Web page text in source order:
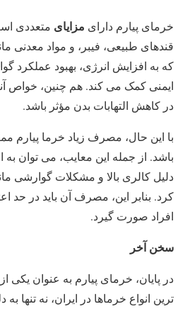
خرمای پیارم دارای مزایای متعددی
قندهای طبیعی، فیبر، و مواد معدنی
که به افزایش انرژی، بهبود عملکرد
ایمنی کمک می‌ کند. هم چنین، خواص
در کاهش التهابات بدن مؤثر باشد.
با این حال، مصرف زیاد خرما پیارم
باشد. از جمله این معایب، می‌ توان
دلیل کالری بالا و مشکلات گوارشی
کرد. بنابر این، مصرف آن باید در حد
افراد صورت گیرد.
سخن آخر
در پایان، خرمای پیارم به عنوان یکی
‌ترین انواع خرماها در ایران، نه تنها